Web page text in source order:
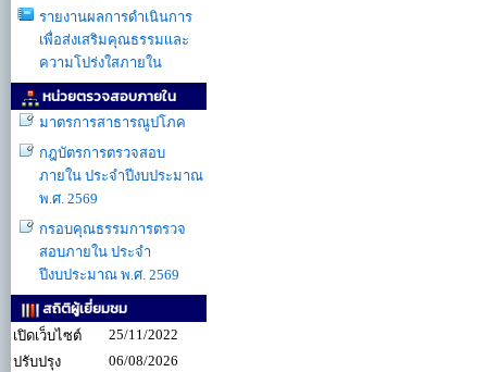
รายงานผลการดำเนินการ
เพื่อส่งเสริมคุณธรรมเเละ
ความโปร่งใสภายใน
หน่วยตรวจสอบภายใน
มาตรการสาธารณูปโภค
กฎบัตรการตรวจสอบ
ภายใน ประจำปีงบประมาณ
พ.ศ. 2569
กรอบคุณธรรมการตรวจ
สอบภายใน ประจำ
ปีงบประมาณ พ.ศ. 2569
สถิติผู้เยี่ยมชม
เปิดเว็บไซต์
25/11/2022
ปรับปรุง
06/08/2026